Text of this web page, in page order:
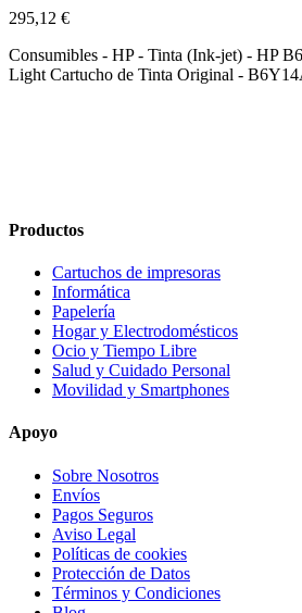
295,12 €
Consumibles - HP - Tinta (Ink-jet) - HP
Light Cartucho de Tinta Original -
Productos
Cartuchos de impresoras
Informática
Papelería
Hogar y Electrodomésticos
Ocio y Tiempo Libre
Salud y Cuidado Personal
Movilidad y Smartphones
Apoyo
Sobre Nosotros
Envíos
Pagos Seguros
Aviso Legal
Políticas de cookies
Protección de Datos
Términos y Condiciones